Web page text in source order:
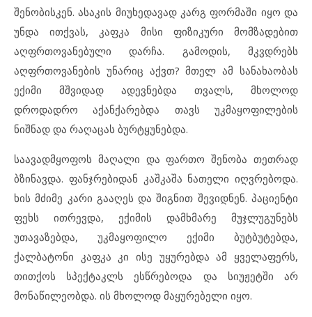
შენობისკენ. ასაკის მიუხედავად კარგ ფორმაში იყო და
უნდა ითქვას, კაფკა მისი ფიზიკური მომზადებით
აღფრთოვანებული დარჩა. გამოდის, მკვდრებს
აღფრთოვანების უნარიც აქვთ? მთელ ამ სანახაობას
ექიმი მშვიდად ადევნებდა თვალს, მხოლოდ
დროდადრო აქანქარებდა თავს უკმაყოფილების
ნიშნად და რაღაცას ბურტყუნებდა.
საავადმყოფოს მაღალი და ფართო შენობა თეთრად
ბზინავდა. ფანჯრებიდან კაშკაშა ნათელი იღვრებოდა.
ხის მძიმე კარი გააღეს და შიგნით შევიდნენ. პაციენტი
ფეხს ითრევდა, ექიმის დამხმარე მუჯლუგუნებს
უთავაზებდა, უკმაყოფილო ექიმი ბუტბუტებდა,
ქალბატონი კაფკა კი ისე უყურებდა ამ ყველაფერს,
თითქოს სპექტაკლს ესწრებოდა და სიუჟეტში არ
მონაწილეობდა. ის მხოლოდ მაყურებელი იყო.